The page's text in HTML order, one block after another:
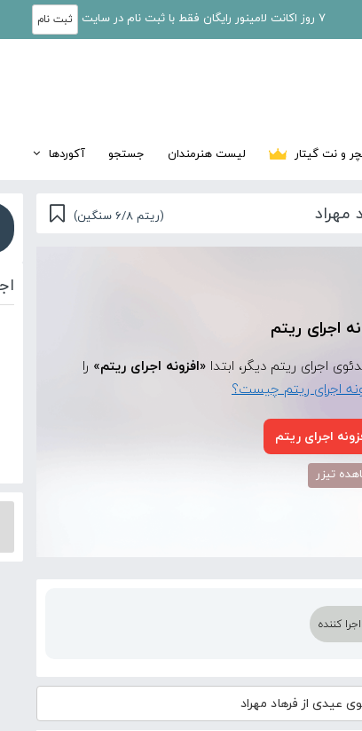
7 روز اکانت لامینور رایگان فقط با ثبت نام در سایت ثبت نام
و نت گیتار لیست هنرمندان جستجو آکوردها
مهراد (ریتم 6/8 سنگین)
اجرای ریتم
«افزونه اجرای ریتم» را
اجرای ریتم چیست؟
اجرای ریتم
تیزر
کننده
عیدی از فرهاد مهراد